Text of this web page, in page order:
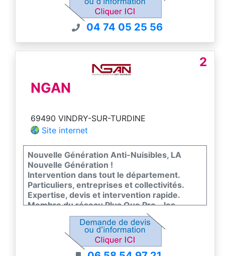
Agrément Ministériel et RC professionnelle
04 74 05 25 56
2
NGAN
69490 VINDRY-SUR-TURDINE
Site internet
Nouvelle Génération Anti-Nuisibles, LA
Nouvelle Génération !
Intervention dans tout le département.
Particuliers, entreprises et collectivités.
Expertise, devis et intervention rapide.
Membre du réseau Plus Que Pro - les
meilleurs entreprises de France